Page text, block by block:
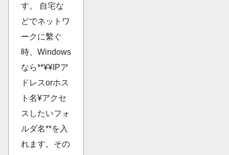
す。 自宅な
どでネットワ
ークに繫ぐ
時、Windows
なら**¥¥IPア
ドレスorホス
ト名¥アクセ
スしたいフォ
ルダ名**を入
れます。その